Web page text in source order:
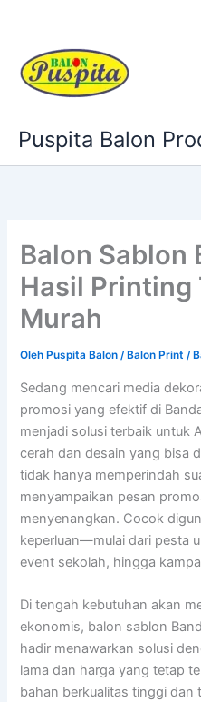
konten
Puspita Balon
Balon Sablon
Hasil Printing
Murah
Oleh Puspita Balon/ Balon Print /
Sedang mencari media
promosi yang efektif di
menjadi solusi terbaik untuk
cerah dan desain yang bisa
tidak hanya memperindah
menyampaikan pesan
menyenangkan. Cocok
keperluan—mulai dari pesta
event sekolah, hingga
Di tengah kebutuhan akan
ekonomis, balon sablon
hadir menawarkan solusi
lama dan harga yang tetap
bahan berkualitas tinggi dan